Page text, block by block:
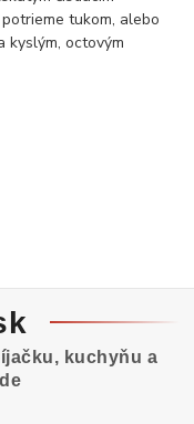
tukom, alebo
kyslým, octovým
kuchyňu a